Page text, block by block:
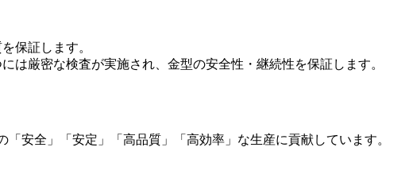
保証します。
は厳密な検査が実施され、金型の安全性・継続性を保証します。
安全」「安定」「高品質」「高効率」な生産に貢献しています。